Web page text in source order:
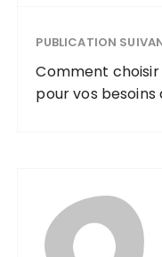
PUBLICATION
Comment choisir
pour vos